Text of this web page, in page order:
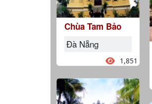
Chùa Tam Bảo
Đà Nẵng
1,851